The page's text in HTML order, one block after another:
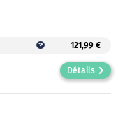
121,99 €
Détails